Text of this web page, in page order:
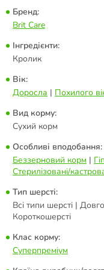
Бренд:
Brit Care
Інгредієнти:
Кролик
Вік:
Доросла | Похилого
Вид корму:
Сухий корм
Особливі вподобання:
Беззерновий корм |
Стерилізовані/
Тип шерсті:
Всі типи шерсті |
Короткошерсті
Клас корму:
Суперпреміум